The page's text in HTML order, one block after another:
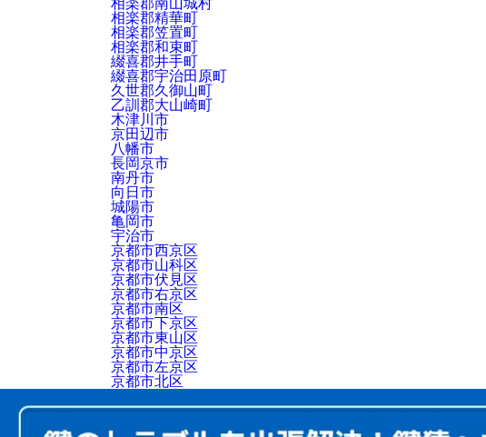
相楽郡南山城村
相楽郡精華町
相楽郡笠置町
相楽郡和束町
綴喜郡井手町
綴喜郡宇治田原町
久世郡久御山町
乙訓郡大山崎町
木津川市
京田辺市
八幡市
長岡京市
南丹市
向日市
城陽市
亀岡市
宇治市
京都市西京区
京都市山科区
京都市伏見区
京都市右京区
京都市南区
京都市下京区
京都市東山区
京都市中京区
京都市左京区
京都市北区